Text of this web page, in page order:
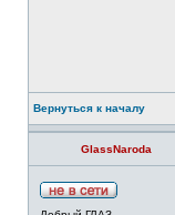
Вернуться к началу
GlassNaroda